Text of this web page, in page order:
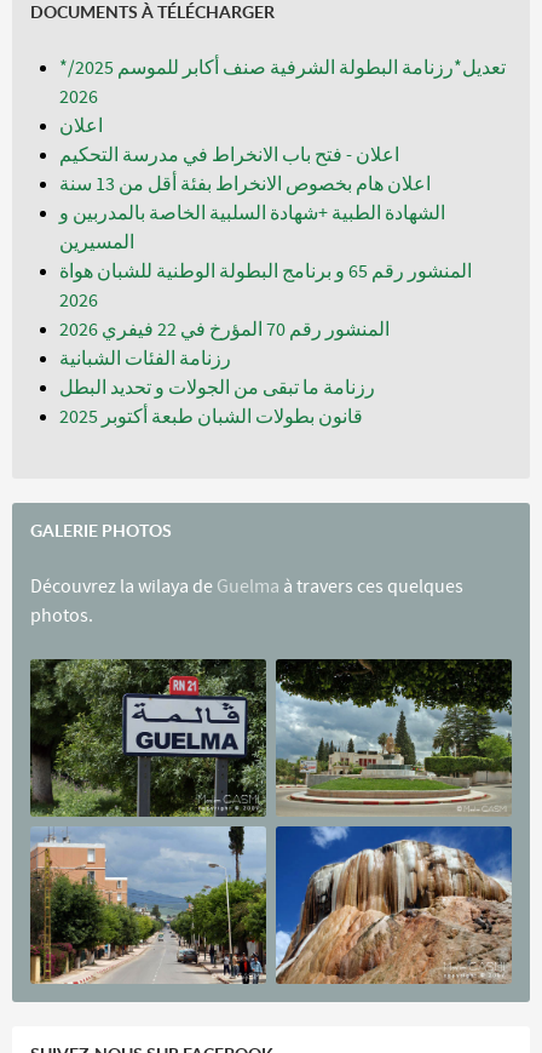
DOCUMENTS À TÉLÉCHARGER
*تعديل*رزنامة البطولة الشرفية صنف أكابر للموسم 2025/
2026
اعلان
اعلان - فتح باب الانخراط في مدرسة التحكيم
اعلان هام بخصوص الانخراط بفئة أقل من 13 سنة
الشهادة الطبية +شهادة السلبية الخاصة بالمدربين و
المسيرين
المنشور رقم 65 و برنامج البطولة الوطنية للشبان هواة
المنشور رقم 70 المؤرخ في 22 فيفري 2026
رزنامة الفئات الشبانية
رزنامة ما تبقى من الجولات و تحديد البطل
قانون بطولات الشبان طبعة أكتوبر 2025
GALERIE PHOTOS
Découvrez la wilaya de Guelma à travers ces quelques
photos.